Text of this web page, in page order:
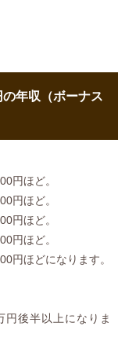
の年収（ボーナス
円ほど。
円ほど。
円ほど。
円ほど。
円ほどになります。
後半以上になりま